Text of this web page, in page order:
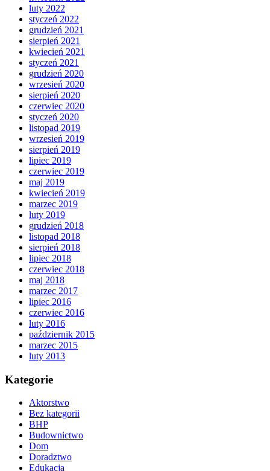
luty 2022
styczeń 2022
grudzień 2021
sierpień 2021
kwiecień 2021
styczeń 2021
grudzień 2020
wrzesień 2020
sierpień 2020
czerwiec 2020
styczeń 2020
listopad 2019
wrzesień 2019
sierpień 2019
lipiec 2019
czerwiec 2019
maj 2019
kwiecień 2019
marzec 2019
luty 2019
grudzień 2018
listopad 2018
sierpień 2018
lipiec 2018
czerwiec 2018
maj 2018
marzec 2017
lipiec 2016
czerwiec 2016
luty 2016
październik 2015
marzec 2015
luty 2013
Kategorie
Aktorstwo
Bez kategorii
BHP
Budownictwo
Dom
Doradztwo
Edukacja